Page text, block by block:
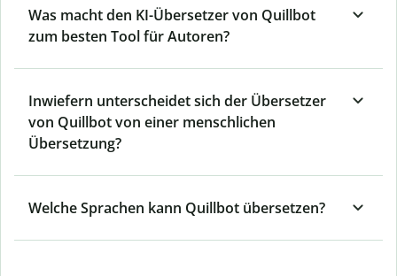
Was macht den KI-Übersetzer von Quillbot
zum besten Tool für Autoren?
Inwiefern unterscheidet sich der Übersetzer
von Quillbot von einer menschlichen
Übersetzung?
Welche Sprachen kann Quillbot übersetzen?